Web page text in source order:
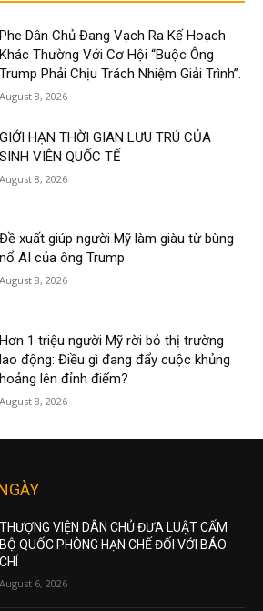
Phe Dân Chủ Đang Vạch Ra Kế Hoạch
Khác Thường Với Cơ Hội “Buộc Ông
Trump Phải Chịu Trách Nhiệm Giải Trình”.
August 8, 2026
GIỚI HẠN THỜI GIAN LƯU TRÚ CỦA
SINH VIÊN QUỐC TẾ
August 8, 2026
Đề xuất giúp người Mỹ làm giàu từ bùng
nổ AI của ông Trump
August 8, 2026
Hơn 1 triệu người Mỹ rời bỏ thị trường
lao động: Điều gì đang đẩy cuộc khủng
hoảng lên đỉnh điểm?
August 8, 2026
THƯỢNG VIỆN DÂN CHỦ ĐƯA LUẬT CẤM
BỘ QUỐC PHÒNG HẠN CHẾ ĐỐI VỚI BÁO
CHÍ
August 6, 2026